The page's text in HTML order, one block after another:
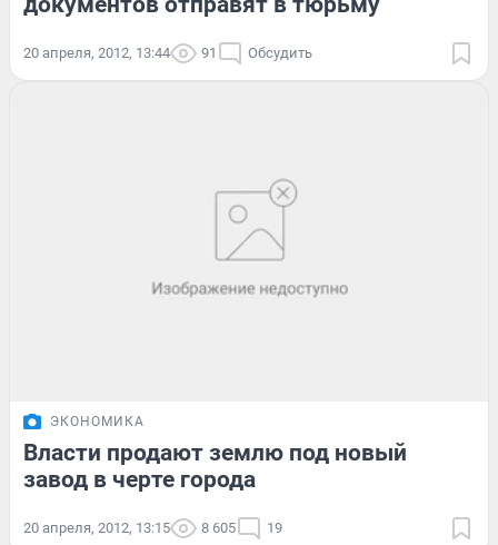
20 апреля, 2012, 13:44 91 Обсудить
ЭКОНОМИКА
Власти продают землю под новый
завод в черте города
20 апреля, 2012, 13:15 8 605 19